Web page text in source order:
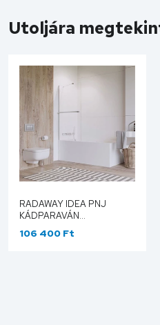
Utoljára
RADAWAY IDEA PNJ
KÁDPARAVÁN
TÖRÖLKÖZŐTARTÓVAL
70 ÁTLÁTSZÓ 10001070-
106 400 Ft